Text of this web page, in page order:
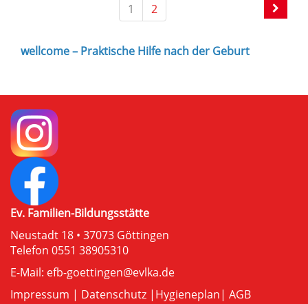
1 2
wellcome – Praktische Hilfe nach der Geburt
Ev. Familien-Bildungsstätte
Neustadt 18 • 37073 Göttingen
Telefon 0551 38905310
E-Mail: efb-goettingen@evlka.de
Impressum | Datenschutz | Hygieneplan| AGB